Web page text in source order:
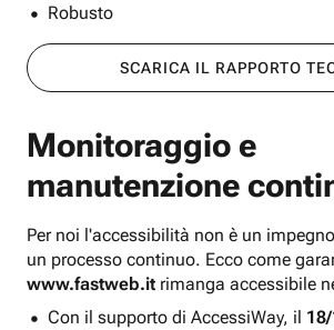
Robusto
SCARICA IL RAPPORTO
Monitoraggio e
manutenzione
Per noi l'accessibilità non è un
un processo continuo. Ecco come
www.fastweb.it rimanga accessibile
Con il supporto di AccessiWay, il